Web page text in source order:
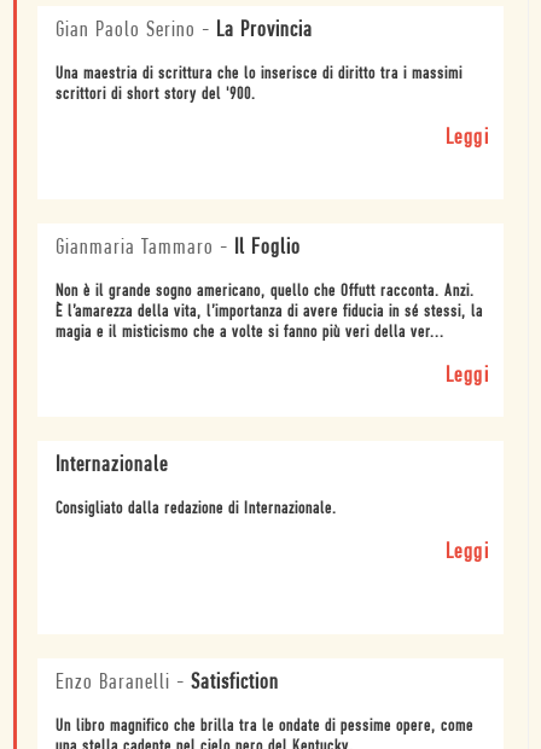
Gian Paolo Serino - La Provincia
Una maestria di scrittura che lo inserisce di diritto tra i massimi
scrittori di short story del '900.
Leggi
Gianmaria Tammaro - Il Foglio
Non è il grande sogno americano, quello che Offutt racconta. Anzi.
È l’amarezza della vita, l’importanza di avere fiducia in sé stessi, la
magia e il misticismo che a volte si fanno più veri della ver...
Leggi
Internazionale
Consigliato dalla redazione di Internazionale.
Leggi
Enzo Baranelli - Satisfiction
Un libro magnifico che brilla tra le ondate di pessime opere, come